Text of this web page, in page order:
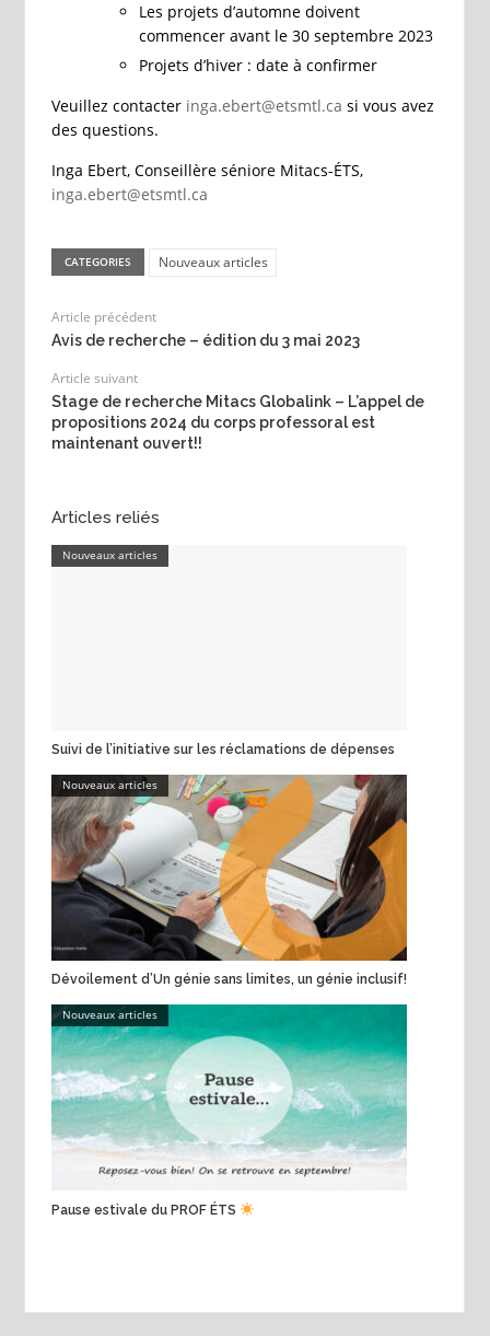
Les projets d’automne doivent
commencer avant le 30 septembre 2023
Projets d’hiver : date à confirmer
Veuillez contacter inga.ebert@etsmtl.ca si vous avez
des questions.
Inga Ebert, Conseillère séniore Mitacs-ÉTS,
inga.ebert@etsmtl.ca
CATEGORIES Nouveaux articles
Article précédent
Avis de recherche – édition du 3 mai 2023
Article suivant
Stage de recherche Mitacs Globalink – L’appel de
propositions 2024 du corps professoral est
maintenant ouvert!!
Articles reliés
Nouveaux articles
Suivi de l’initiative sur les réclamations de dépenses
Nouveaux articles
Dévoilement d’Un génie sans limites, un génie inclusif!
Nouveaux articles
Pause estivale du PROF ÉTS